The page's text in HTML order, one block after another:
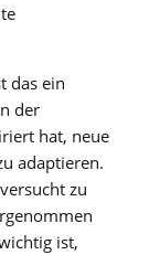
das ein
der
hat, neue
adaptieren.
zu
ist,